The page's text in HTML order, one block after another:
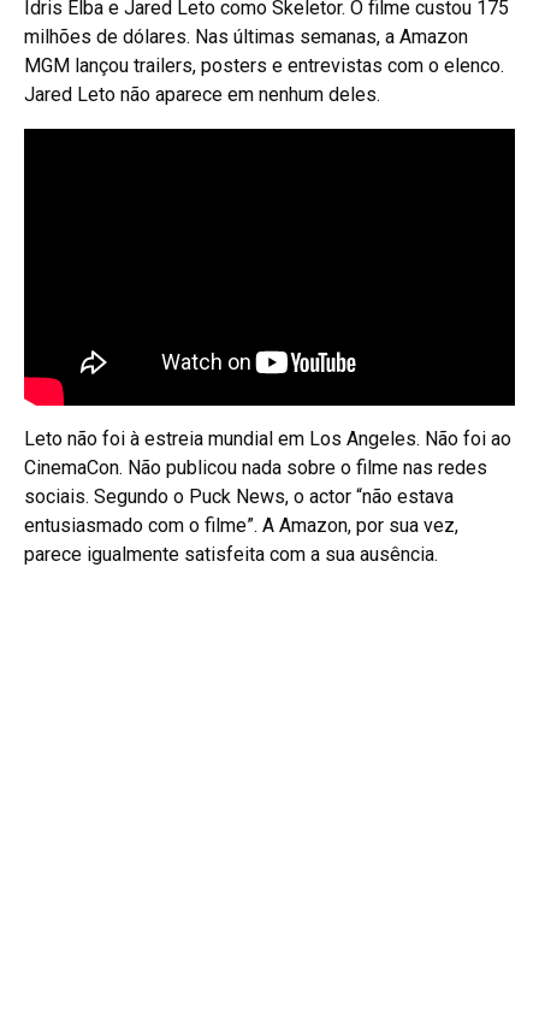
Idris Elba e Jared Leto como Skeletor. O filme custou 175
milhões de dólares. Nas últimas semanas, a Amazon
MGM lançou trailers, posters e entrevistas com o elenco.
Jared Leto não aparece em nenhum deles.
Leto não foi à estreia mundial em Los Angeles. Não foi ao
CinemaCon. Não publicou nada sobre o filme nas redes
sociais. Segundo o Puck News, o actor “não estava
entusiasmado com o filme”. A Amazon, por sua vez,
parece igualmente satisfeita com a sua ausência.